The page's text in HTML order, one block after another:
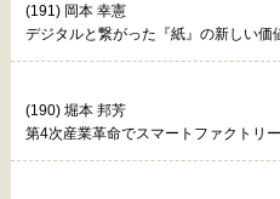
(191) 岡本 幸憲
デジタルと繋がった『紙』の新しい価
(190) 堀本 邦芳
第4次産業革命でスマートファクトリ